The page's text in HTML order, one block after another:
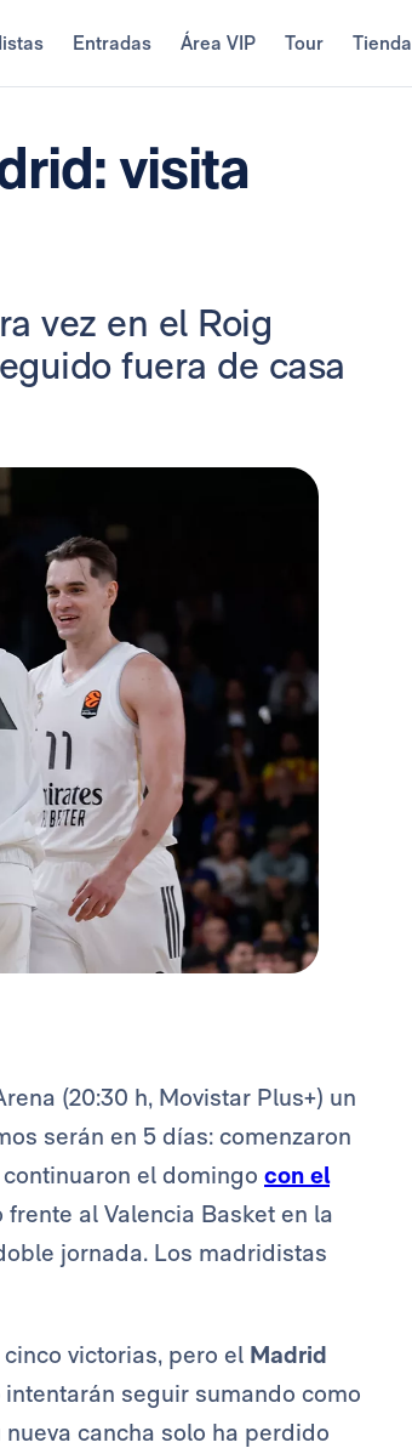
Entradas Área VIP Tour Tienda
visita
vez en el Roig
fuera de casa
(20:30 h, Movistar Plus+) un
serán en 5 días: comenzaron
continuaron el domingo con el
al Valencia Basket en la
jornada. Los madridistas
victorias, pero el Madrid
intentarán seguir sumando como
cancha solo ha perdido